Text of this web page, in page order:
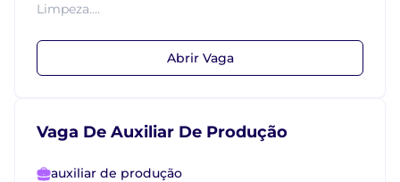
Limpeza....
Abrir Vaga
Vaga De Auxiliar De Produção
auxiliar de produção